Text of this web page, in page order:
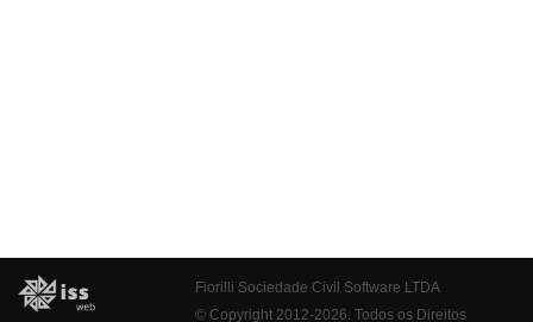
Fiorilli Sociedade Civil Software LTDA
© Copyright 2012-2026. Todos os Direitos